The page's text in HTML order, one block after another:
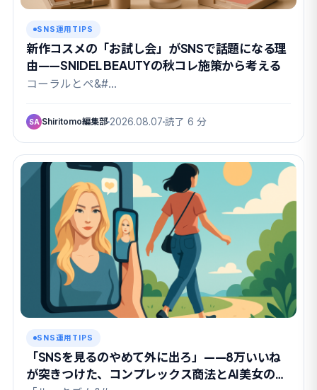
SNS運用TIPS
新作コスメの「お試し会」がSNSで話題になる理
由——SNIDEL BEAUTYの秋コレ施策から考える
コーラルとペ&#…
SA Shiritomo編集部 2026.08.07 読了 6 分
SNS運用TIPS
「SNSを見るのやめて外に出ろ」——8万いいね
が突きつけた、コンプレックス商法とAI美女の関